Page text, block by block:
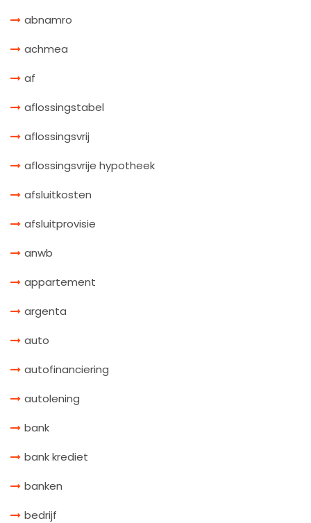
abnamro
achmea
af
aflossingstabel
aflossingsvrij
aflossingsvrije hypotheek
afsluitkosten
afsluitprovisie
anwb
appartement
argenta
auto
autofinanciering
autolening
bank
bank krediet
banken
bedrijf